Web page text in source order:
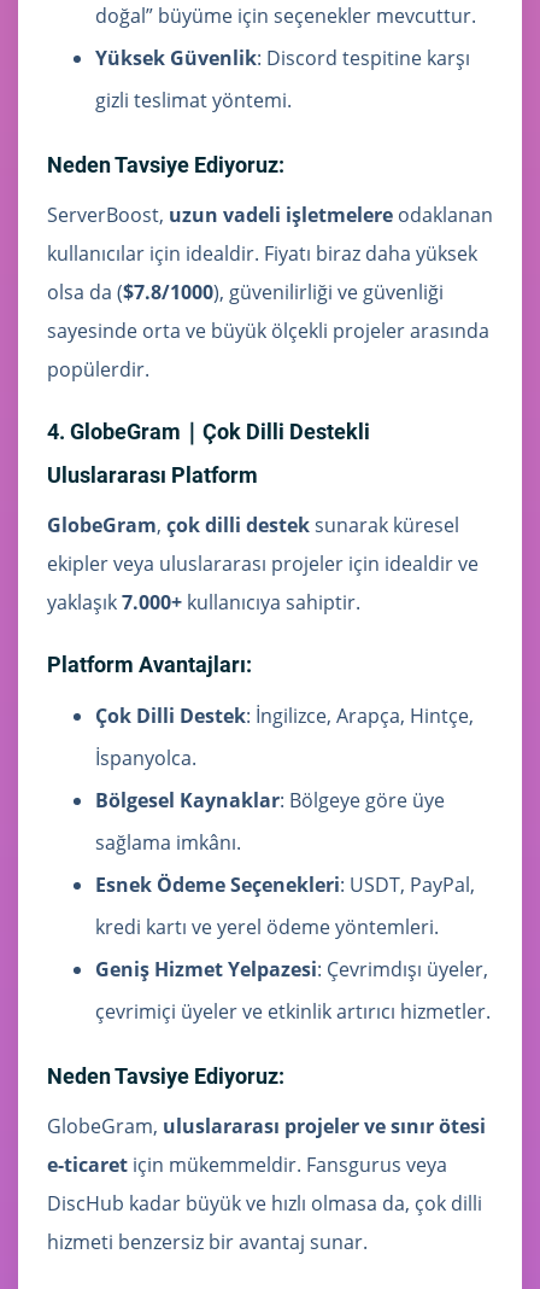
doğal” büyüme için seçenekler mevcuttur.
Yüksek Güvenlik: Discord tespitine karşı
gizli teslimat yöntemi.
Neden Tavsiye Ediyoruz:
ServerBoost, uzun vadeli işletmelere odaklanan
kullanıcılar için idealdir. Fiyatı biraz daha yüksek
olsa da ($7.8/1000), güvenilirliği ve güvenliği
sayesinde orta ve büyük ölçekli projeler arasında
popülerdir.
4. GlobeGram｜Çok Dilli Destekli
Uluslararası Platform
GlobeGram, çok dilli desteksunarak küresel
ekipler veya uluslararası projeler için idealdir ve
yaklaşık7.000+ kullanıcıya sahiptir.
Platform Avantajları:
Çok Dilli Destek: İngilizce, Arapça, Hintçe,
İspanyolca.
Bölgesel Kaynaklar: Bölgeye göre üye
sağlama imkânı.
Esnek Ödeme Seçenekleri: USDT, PayPal,
kredi kartı ve yerel ödeme yöntemleri.
Geniş Hizmet Yelpazesi: Çevrimdışı üyeler,
çevrimiçi üyeler ve etkinlik artırıcı hizmetler.
Neden Tavsiye Ediyoruz:
GlobeGram, uluslararası projeler ve sınır ötesi
e-ticaret için mükemmeldir. Fansgurus veya
DiscHub kadar büyük ve hızlı olmasa da, çok dilli
hizmeti benzersiz bir avantaj sunar.